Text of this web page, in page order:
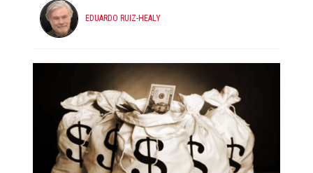
EDUARDO RUIZ-HEALY